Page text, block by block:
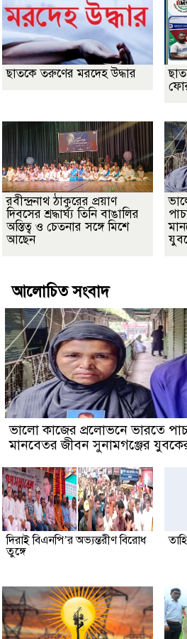
ছাতকে তরুণের মরদেহ উদ্ধার
রবীন্দ্রনাথ ঠাকুরের প্রয়াণ
দিবসের শ্রদ্ধার্ঘ্য তিনি বাঙালির
অস্তিত্ব ও চেতনার সঙ্গে মিশে
আছেন
আলোচিত সংবাদ
ভালো কাজের প্রলোভনে ভারতে
মানবেতর জীবন সুনামগঞ্জের
দিরাই বিএনপি’র অভ্যন্তরীণ বিরোধ
তুঙ্গে